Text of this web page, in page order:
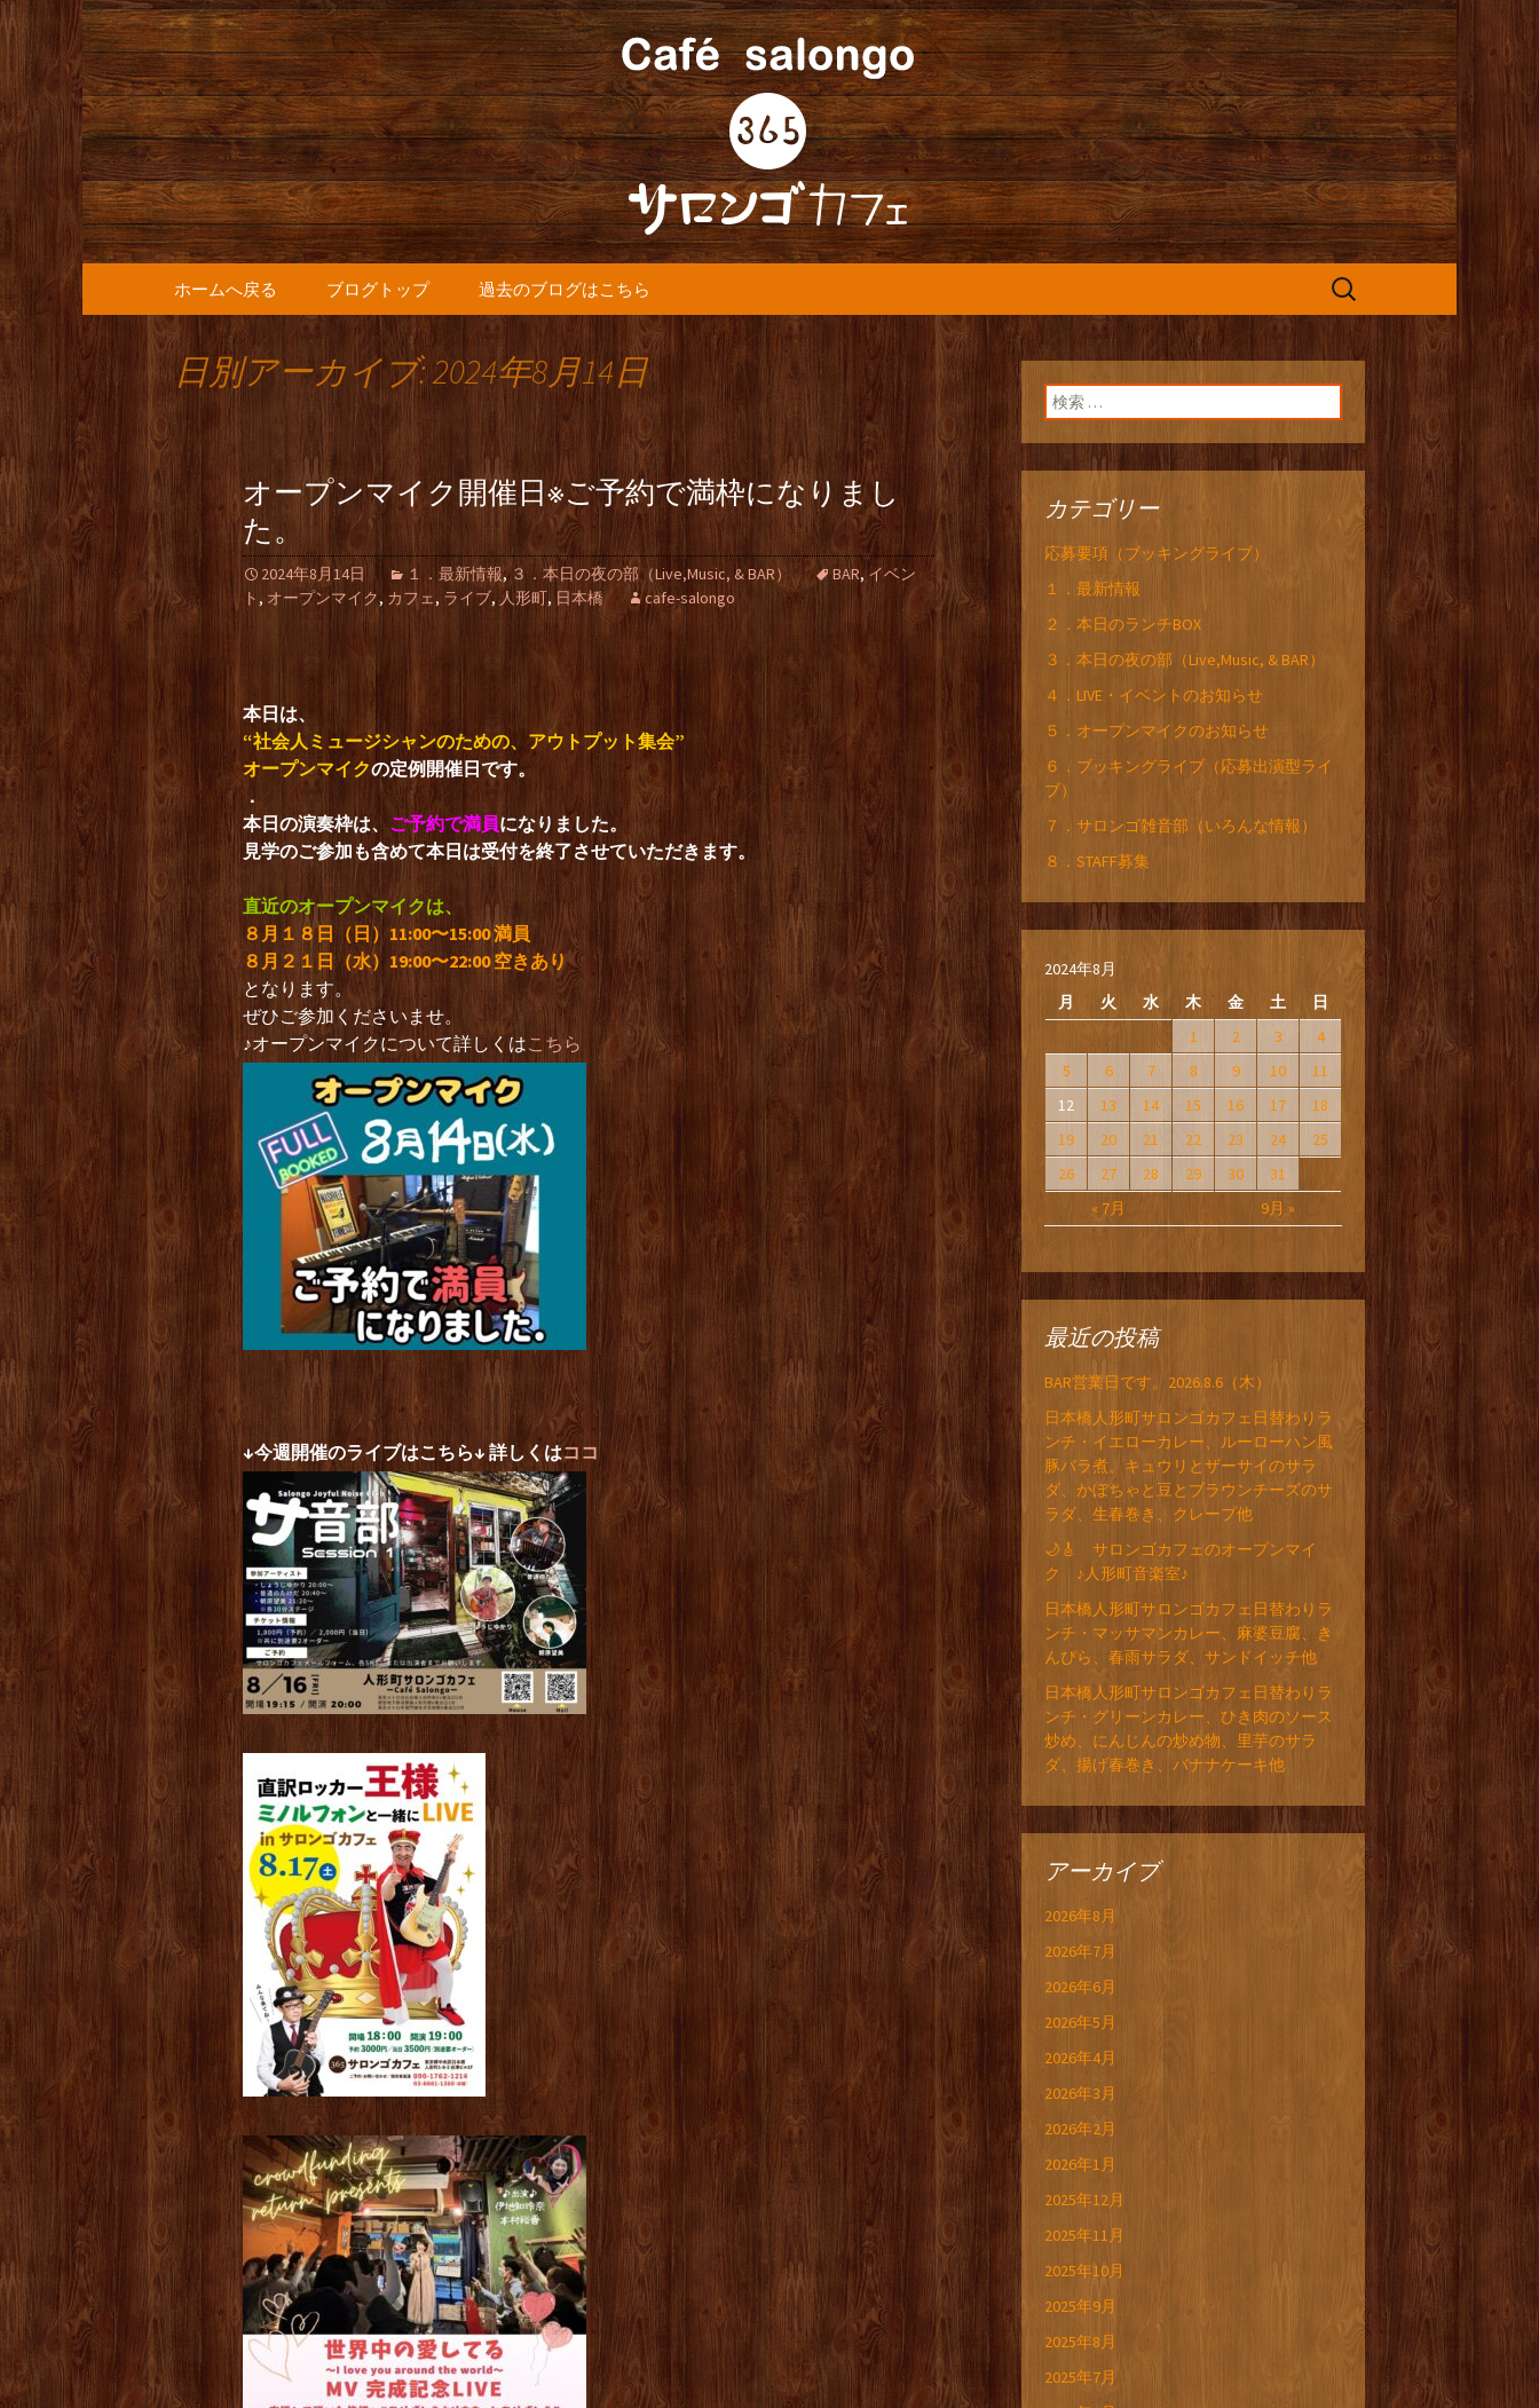
人形町の『365(サロンゴ)カフェ』よりお
知らせ
人形町の音楽カフェ『365カフェ』より最新情報をお届けします。
コンテンツへ移動
ホームへ戻る ブログトップ 過去のブログはこちら
検
日別アーカイブ: 2024年8月14日
オープンマイク開催日※ご予約で満枠になりまし
た。
2024年8月14日 １．最新情報,３．本日の夜の部（Live,Music, & BAR） BAR,イベン
ト , オープンマイク, カフェ, ライブ,人形町, 日本橋 cafe-salongo
本日は、
“社会人ミュージシャンのための、アウトプット集会”
オープンマイクの定例開催日です。
．
本日の演奏枠は、 ご予約で満員になりました。
見学のご参加も含めて本日は受付を終了させていただきます。
直近のオープンマイクは、
８月１８日（日）11:00〜15:00 満員
８月２１日（水）19:00〜22:00 空きあり
となります。
ぜひご参加くださいませ。
♪オープンマイクについて詳しくはこちら
↓今週開催のライブはこちら↓ 詳しくはココ
検索:
カテゴリー
応募要項（ブッキングライブ）
１．最新情報
２．本日のランチBOX
３．本日の夜の部（Live,Music, & BAR）
４．LIVE・イベントのお知らせ
５．オープンマイクのお知らせ
６．ブッキングライブ（応募出演型ライ
ブ）
７．サロンゴ雑音部（いろんな情報）
８．STAFF募集
2024年8月
月
火 水 木 金 土 日
« 7月 9月 »
1 2 3
4
5
6 7 8 9 10
11
12
13 14 15 16 17
18
19
20 21 22 23 24
25
26
27 28 29 30 31
最近の投稿
BAR営業日です。2026.8.6（木）
日本橋人形町サロンゴカフェ日替わりラ
ンチ・イエローカレー、ルーローハン風
豚バラ煮、キュウリとザーサイのサラ
ダ、かぼちゃと豆とブラウンチーズのサ
ラダ、生春巻き、クレープ他
🌙🎸 サロンゴカフェのオープンマイ
ク ♪人形町音楽室♪
日本橋人形町サロンゴカフェ日替わりラ
ンチ・マッサマンカレー、麻婆豆腐、き
んぴら、春雨サラダ、サンドイッチ他
日本橋人形町サロンゴカフェ日替わりラ
ンチ・グリーンカレー、ひき肉のソース
炒め、にんじんの炒め物、里芋のサラ
ダ、揚げ春巻き、バナナケーキ他
アーカイブ
2026年8月
2026年7月
2026年6月
2026年5月
2026年4月
2026年3月
2026年2月
2026年1月
2025年12月
2025年11月
2025年10月
2025年9月
2025年8月
2025年7月